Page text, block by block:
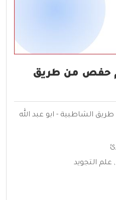
حفص من طريق
الشاطبية - ابو عبد الله
, علم التجويد